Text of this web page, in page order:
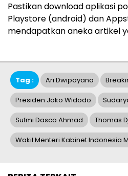
Pastikan download aplikasi
Playstore (android) dan
mendapatkan aneka artikel
Tag : Ari Dwipayana
Presiden Joko Widodo
Sufmi Dasco Ahmad Thomas
Wakil Menteri Kabinet Indonesia